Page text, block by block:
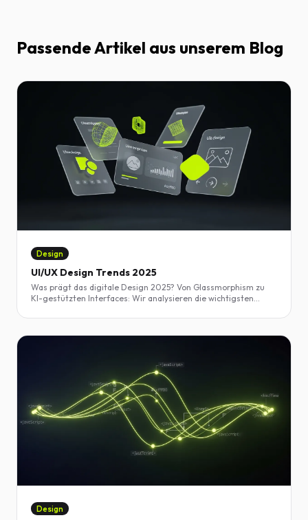
Passende Artikel aus unserem Blog
Design
UI/UX Design Trends 2025
Was prägt das digitale Design 2025? Von Glassmorphism zu
KI-gestützten Interfaces: Wir analysieren die wichtigsten
Unternehmen sind.
Design